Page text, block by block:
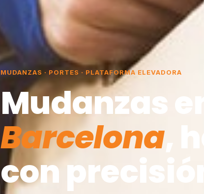
MUDANZAS · PORTES · PLATAFORMA ELEVADORA
Mudanzas en
Barcelona,
con precisión.